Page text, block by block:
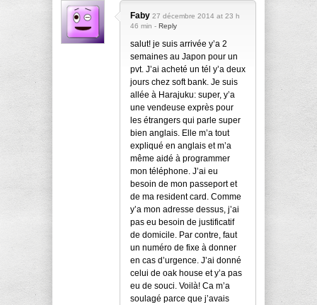
Faby 27 décembre 2014 at 23 h
46 min - Reply
salut! je suis arrivée y’a 2
semaines au Japon pour un
pvt. J’ai acheté un tél y’a deux
jours chez soft bank. Je suis
allée à Harajuku: super, y’a
une vendeuse exprès pour
les étrangers qui parle super
bien anglais. Elle m’a tout
expliqué en anglais et m’a
même aidé à programmer
mon téléphone. J’ai eu
besoin de mon passeport et
de ma resident card. Comme
y’a mon adresse dessus, j’ai
pas eu besoin de justificatif
de domicile. Par contre, faut
un numéro de fixe à donner
en cas d’urgence. J’ai donné
celui de oak house et y’a pas
eu de souci. Voilà! Ca m’a
soulagé parce que j’avais